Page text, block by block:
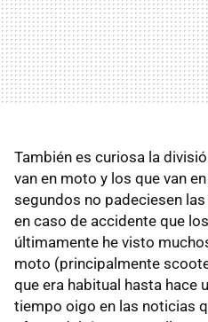
También es curiosa la
van en moto y los que van
segundos no padeciesen
en caso de accidente que
últimamente he visto
moto (principalmente
que era habitual hasta hace
tiempo oigo en las noticias